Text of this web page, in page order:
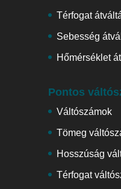
Térfogat
Sebesség
Hőmérséklet
Pontos
Váltószámok
Tömeg
Hosszúság
Térfogat